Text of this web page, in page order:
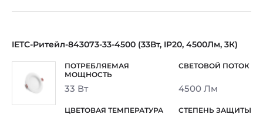
IETC-Ритейл-843073-33-4500 (33Вт, IP20, 4500Лм, 3К)
33 Вт 4500 Лм